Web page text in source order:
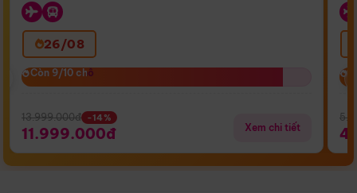
26/08
Còn 9/10 chỗ
Còn 9/10 chỗ
13.999.000đ -14%
11.999.000đ Xem chi tiết